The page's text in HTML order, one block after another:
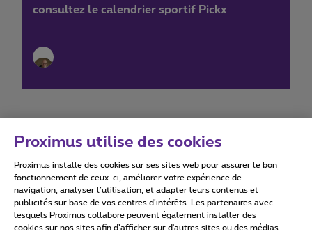
consultez le calendrier sportif Pickx
Conditions d'utilisation Accessibility statement
Proximus utilise des cookies
Proximus installe des cookies sur ses sites web pour assurer le bon
fonctionnement de ceux-ci, améliorer votre expérience de
navigation, analyser l’utilisation, et adapter leurs contenus et
publicités sur base de vos centres d’intérêts. Les partenaires avec
lesquels Proximus collabore peuvent également installer des
cookies sur nos sites afin d’afficher sur d'autres sites ou des médias